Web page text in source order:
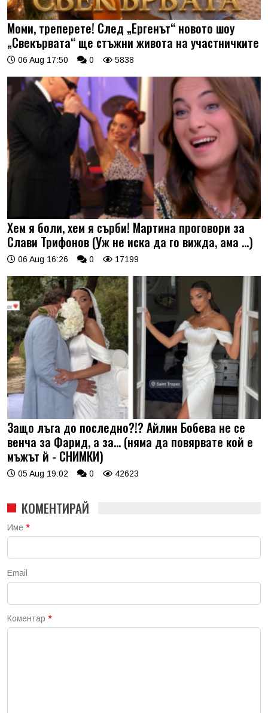
Моми, треперете! След „Ергенът“ новото шоу
„Свекървата“ ще стъжни живота на участничките
06 Aug 17:50 0 5838
Хем я боли, хем я сърби! Мартина проговори за
Слави Трифонов (Уж не иска да го вижда, ама …)
06 Aug 16:26 0 17199
Защо лъга до последно?!? Айлин Бобева не се
венча за Фарид, а за... (няма да повярвате кой е
мъжът й - СНИМКИ)
05 Aug 19:02 0 42623
КОМЕНТИРАЙ
Име *
Email
Коментар *